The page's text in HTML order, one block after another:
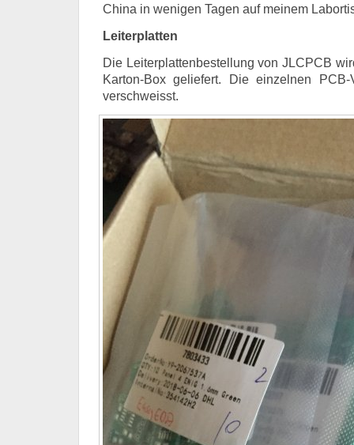
China in wenigen Tagen auf meinem
Leiterplatten
Die Leiterplattenbestellung von JLCPCB
Karton-Box geliefert. Die einzelnen
verschweisst.